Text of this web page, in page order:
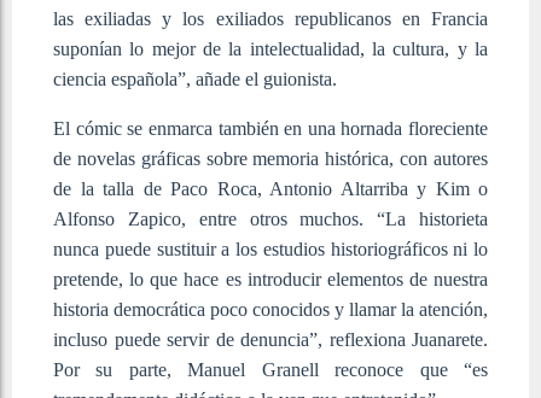
las exiliadas y los exiliados republicanos en Francia
suponían lo mejor de la intelectualidad, la cultura, y la
ciencia española”, añade el guionista.
El cómic se enmarca también en una hornada floreciente
de novelas gráficas sobre memoria histórica, con autores
de la talla de Paco Roca, Antonio Altarriba y Kim o
Alfonso Zapico, entre otros muchos. “La historieta
nunca puede sustituir a los estudios historiográficos ni lo
pretende, lo que hace es introducir elementos de nuestra
historia democrática poco conocidos y llamar la atención,
incluso puede servir de denuncia”, reflexiona Juanarete.
Por su parte, Manuel Granell reconoce que “es